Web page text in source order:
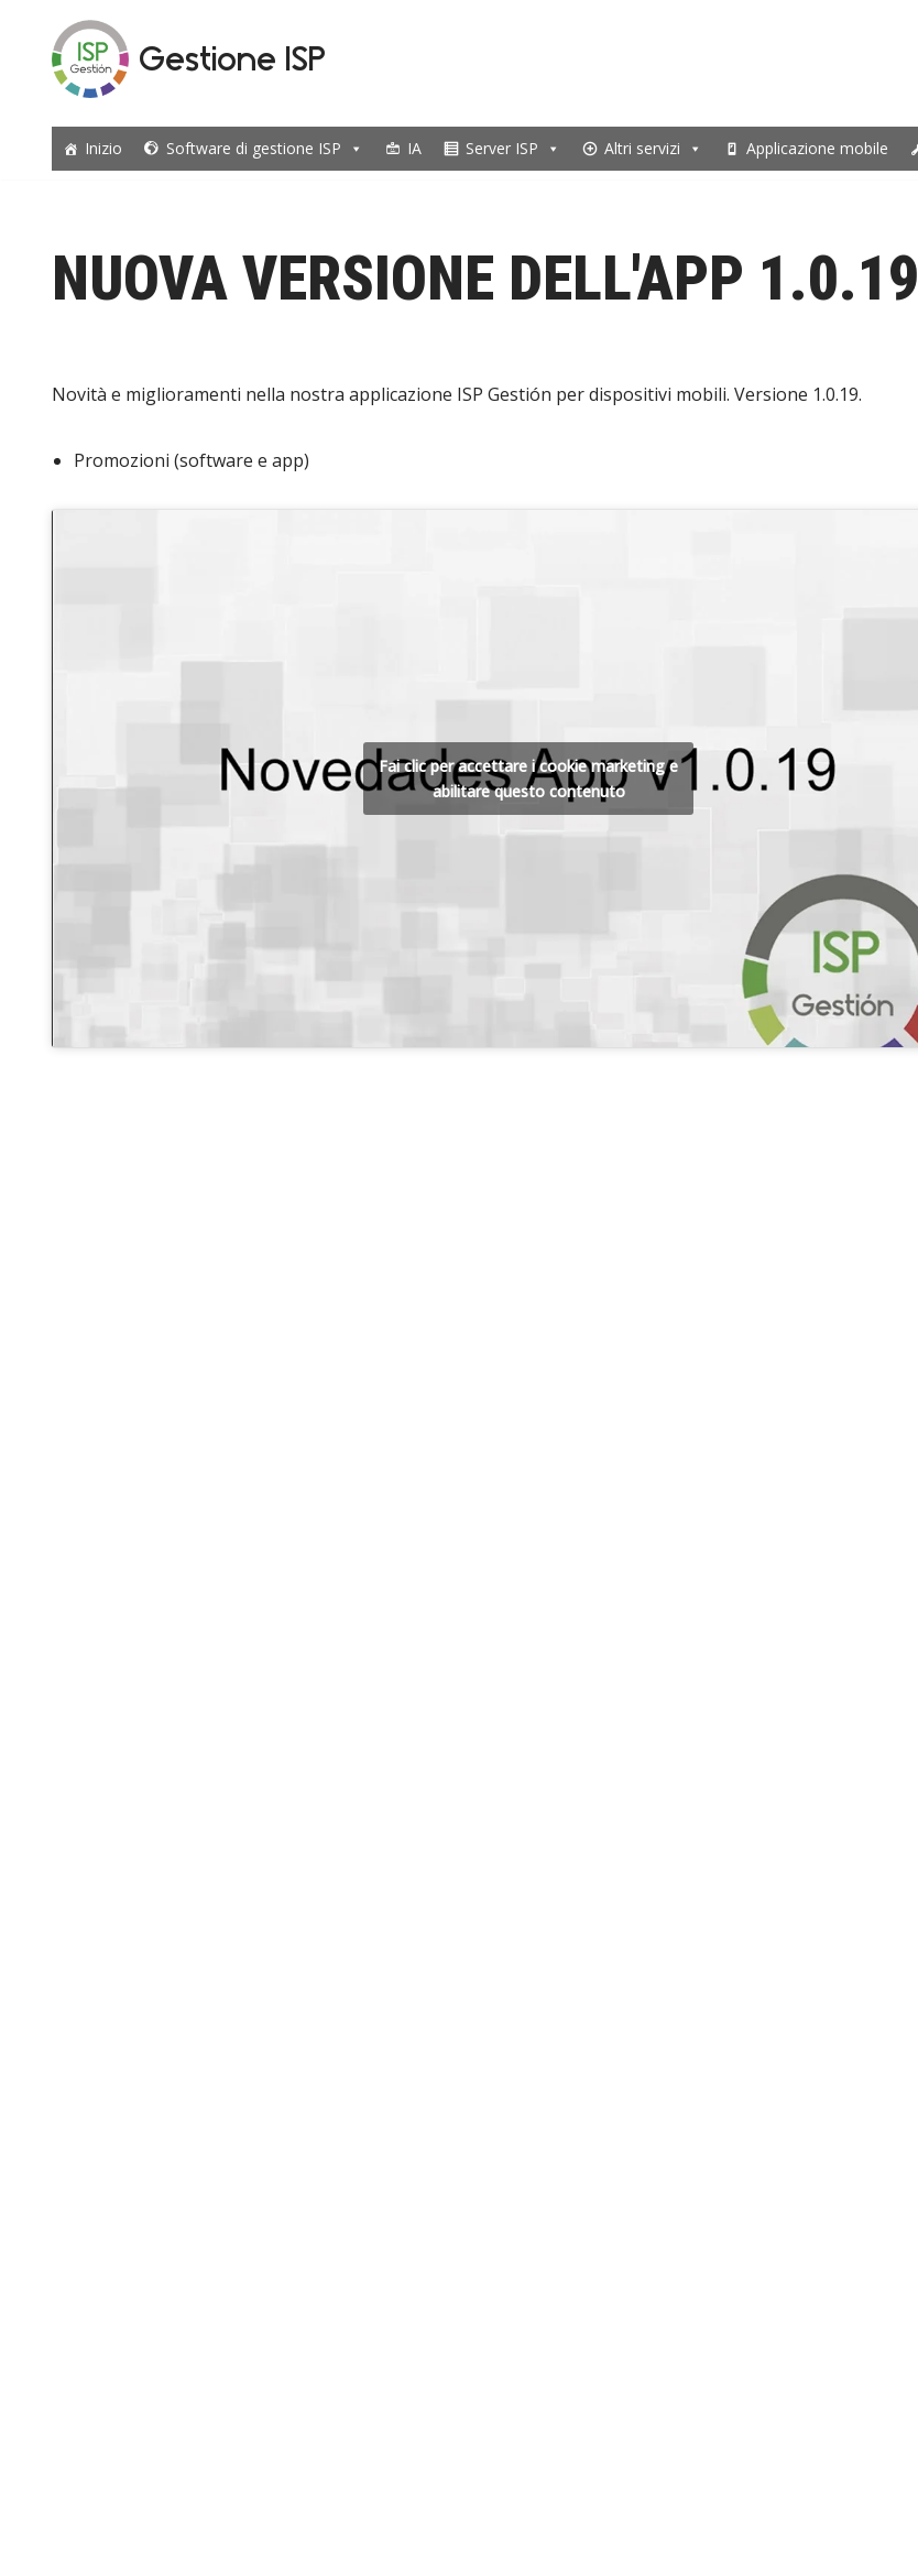
contenuto
Gestione ISP
Inizio Software di gestione ISP IA Server ISP Altri servizi Applicazione mobile
NUOVA VERSIONE DELL'APP 1.0.19
Novità e miglioramenti nella nostra applicazione ISP Gestión per dispositivi mobili. Versione 1.0.19.
Promozioni (software e app)
Fai clic per accettare i cookie marketing e
abilitare questo contenuto